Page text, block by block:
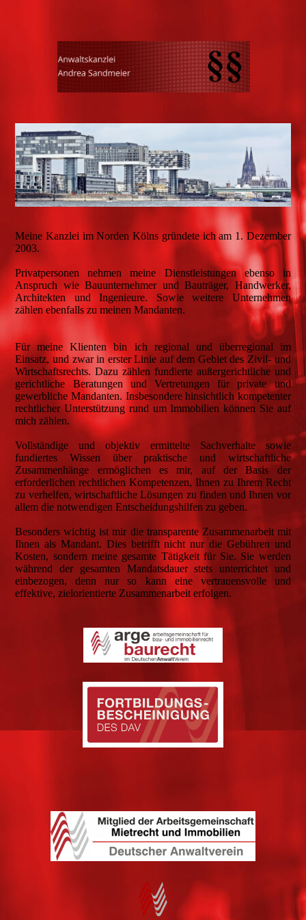
Meine Kanzlei im Norden Kölns gründete ich am 1. Dezember
2003.
Privatpersonen nehmen meine Dienstleistungen ebenso in
Anspruch wie Bauunternehmer und Bauträger, Handwerker,
Architekten und Ingenieure. Sowie weitere Unternehmen
zählen ebenfalls zu meinen Mandanten.
Für meine Klienten bin ich regional und überregional im
Einsatz, und zwar in erster Linie auf dem Gebiet des Zivil- und
Wirtschaftsrechts. Dazu zählen fundierte außergerichtliche und
gerichtliche Beratungen und Vertretungen für private und
gewerbliche Mandanten. Insbesondere hinsichtlich kompetenter
rechtlicher Unterstützung rund um Immobilien können Sie auf
mich zählen.
Vollständige und objektiv ermittelte Sachverhalte sowie
fundiertes Wissen über praktische und wirtschaftliche
Zusammenhänge ermöglichen es mir, auf der Basis der
erforderlichen rechtlichen Kompetenzen, Ihnen zu Ihrem Recht
zu verhelfen, wirtschaftliche Lösungen zu finden und Ihnen vor
allem die notwendigen Entscheidungshilfen zu geben.
Besonders wichtig ist mir die transparente Zusammenarbeit mit
Ihnen als Mandant. Dies betrifft nicht nur die Gebühren und
Kosten, sondern meine gesamte Tätigkeit für Sie. Sie werden
während der gesamten Mandatsdauer stets unterrichtet und
einbezogen, denn nur so kann eine vertrauensvolle und
effektive, zielorientierte Zusammenarbeit erfolgen.